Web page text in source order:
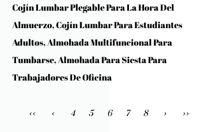
Cojín Lumbar Plegable Para La Hora Del
Almuerzo, Cojín Lumbar Para Estudiantes
Adultos, Almohada Multifuncional Para
Tumbarse, Almohada Para Siesta Para
Trabajadores De Oficina
‹‹ ‹ 4 5 6 7 8 › ››